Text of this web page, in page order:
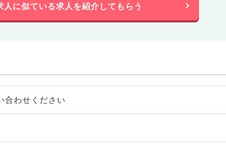
人に似ている求人を紹介してもらう
合わせください